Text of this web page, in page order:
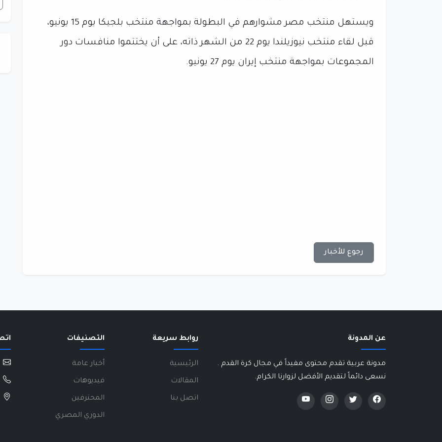
ويستهل منتخب مصر مشوارهم في البطولة بمواجهة منتخب بلجيكا يوم 15 يونيو،
قبل لقاء منتخب نيوزيلندا يوم 22 من الشهر ذاته، على أن يختتموا منافسات دور
المجموعات بمواجهة منتخب إيران يوم 27 يونيو.
رجوع للأخبار
عن المدونة
مدونة عربية تقدم محتوى مفيداً في مجال كرة القدم .
نسعى دائماً لتقديم الأفضل لزوارنا الكرام.
روابط سريعة
الرئيسية
المقالات
اتصل بنا
التصنيفات
أخبار عامة
فيديوهات
المحترفين
الدوري المصري